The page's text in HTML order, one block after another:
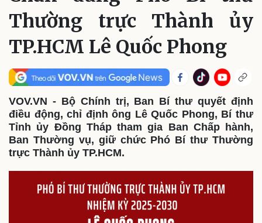
Tổ chức nhân sự
Quốc hội
Nhận diện sự thật
Dự báo thời tiết
Giáo dục
Dấu ấn VOV
Việc làm
Biển đảo
Thế giới
Quan sát
Cuộc sống đó đây
Hồ sơ
Multimedia
Video
Ảnh
E-Magazine
Thị trường
Giá vàng
Thường trực Thành ủy
TP.HCM Lê Quốc Phong
VOV.VN - Bộ Chính trị, Ban Bí thư quyết định
điều động, chỉ định ông Lê Quốc Phong, Bí thư
Tỉnh ủy Đồng Tháp tham gia Ban Chấp hành,
Ban Thường vụ, giữ chức Phó Bí thư Thường
trực Thành ủy TP.HCM.